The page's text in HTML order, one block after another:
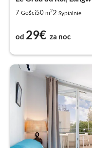
7 Gości50 m22 Sypialnie
od 29€ za noc